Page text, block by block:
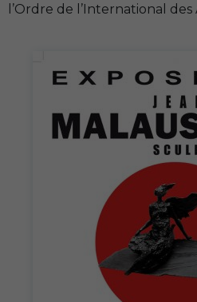
l’Ordre de l’International des